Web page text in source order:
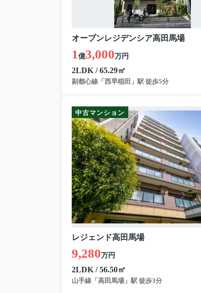
オープンレジデンシア高田馬場
1 億3,000万円
2LDK / 65.29㎡
副都心線「西早稲田」駅 徒歩5分
中古マンション
レジェンド高田馬場
9,280万円
2LDK / 56.50㎡
山手線「高田馬場」駅 徒歩3分